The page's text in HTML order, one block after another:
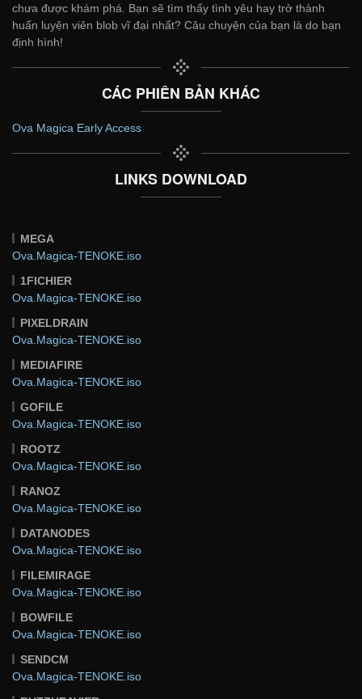
chưa được khám phá. Bạn sẽ tìm thấy tình yêu hay trở thành
huấn luyện viên blob vĩ đại nhất? Câu chuyện của bạn là do bạn
định hình!
CÁC PHIÊN BẢN KHÁC
Ova Magica Early Access
LINKS DOWNLOAD
MEGA
Ova.Magica-TENOKE.iso
1FICHIER
Ova.Magica-TENOKE.iso
PIXELDRAIN
Ova.Magica-TENOKE.iso
MEDIAFIRE
Ova.Magica-TENOKE.iso
GOFILE
Ova.Magica-TENOKE.iso
ROOTZ
Ova.Magica-TENOKE.iso
RANOZ
Ova.Magica-TENOKE.iso
DATANODES
Ova.Magica-TENOKE.iso
FILEMIRAGE
Ova.Magica-TENOKE.iso
BOWFILE
Ova.Magica-TENOKE.iso
SENDCM
Ova.Magica-TENOKE.iso